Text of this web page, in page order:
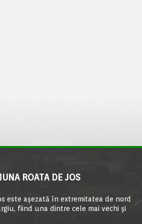
ROATA DE JOS
este aşezată în extremitatea de nord
fiind una dintre cele mai vechi şi